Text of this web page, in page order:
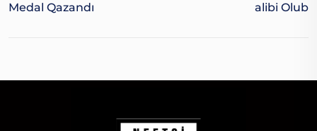
Medal Qazandı
Alibi Olub